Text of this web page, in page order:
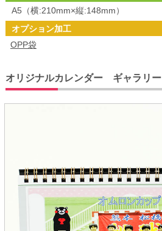
A5（横:210mm×縦:148mm）
オプション加工
OPP袋
オリジナルカレンダー ギャラリー